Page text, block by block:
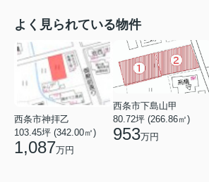
よく見られている物件
西条市神拝乙
103.45坪 (342.00㎡)
1,087万円
西条市下島山甲
80.72坪 (266.86㎡)
953万円